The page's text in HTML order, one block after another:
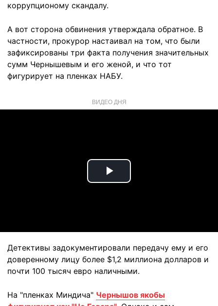
коррупционому скандалу.
А вот сторона обвинения утверждала обратное. В
частности, прокурор настаивал на том, что были
зафиксированы три факта получения значительных
сумм Чернышевым и его женой, и что тот
фигурирует на пленках НАБУ.
ВИДЕО ДНЯ
Play
Детективы задокументировали передачу ему и его
доверенному лицу более $1,2 миллиона долларов и
почти 100 тысяч евро наличными.
На "пленках Миндича" Чернышов якобы